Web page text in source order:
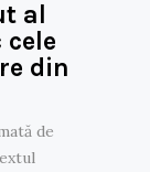
al
din
de